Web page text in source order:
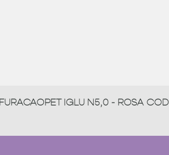
IGLU N5,0 - ROSA COD